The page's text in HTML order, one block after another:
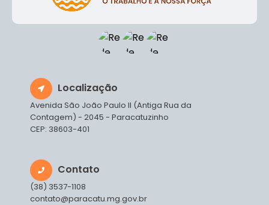
Localização
Avenida São João Paulo II (Antiga Rua da
Contagem) - 2045 - Paracatuzinho
CEP: 38603-401
Contato
(38) 3537-1108
contato@paracatu.mg.gov.br